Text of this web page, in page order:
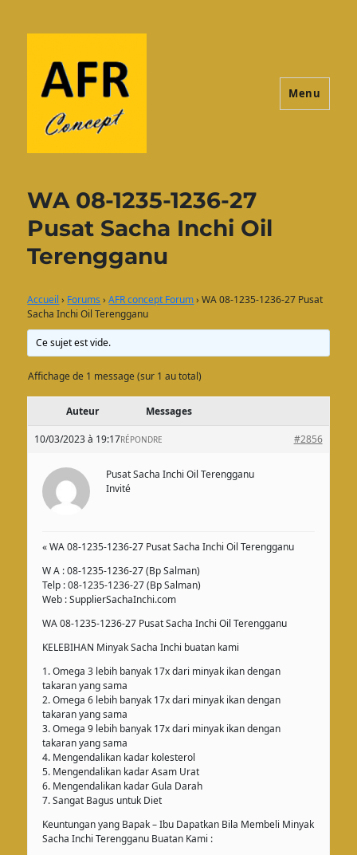
Menu
WA 08-1235-1236-27
Pusat Sacha Inchi Oil
Terengganu
Accueil › Forums › AFR concept Forum › WA 08-1235-1236-27 Pusat
Sacha Inchi Oil Terengganu
Ce sujet est vide.
Affichage de 1 message (sur 1 au total)
Auteur Messages
10/03/2023 à 19:17 #2856
RÉPONDRE
Pusat Sacha Inchi Oil Terengganu
Invité
« WA 08-1235-1236-27 Pusat Sacha Inchi Oil Terengganu
W A : 08-1235-1236-27 (Bp Salman)
Telp : 08-1235-1236-27 (Bp Salman)
Web : SupplierSachaInchi.com
WA 08-1235-1236-27 Pusat Sacha Inchi Oil Terengganu
KELEBIHAN Minyak Sacha Inchi buatan kami
1. Omega 3 lebih banyak 17x dari minyak ikan dengan
takaran yang sama
2. Omega 6 lebih banyak 17x dari minyak ikan dengan
takaran yang sama
3. Omega 9 lebih banyak 17x dari minyak ikan dengan
takaran yang sama
4. Mengendalikan kadar kolesterol
5. Mengendalikan kadar Asam Urat
6. Mengendalikan kadar Gula Darah
7. Sangat Bagus untuk Diet
Keuntungan yang Bapak – Ibu Dapatkan Bila Membeli Minyak
Sacha Inchi Terengganu Buatan Kami :